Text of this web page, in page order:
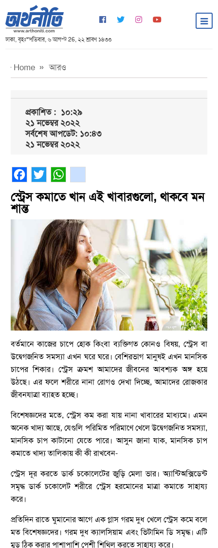
ঢাকা, বৃহঃস্পতিবার, ৬ আগস্ট 26, ২২ শ্রাবণ ১৪৩৩
Home আরও
প্রকাশিত :১০:২৯
২১ নভেম্বর ২০২২
সর্বশেষ আপডেট: ১০:৪৩
২১ নভেম্বর ২০২২
স্ট্রেস কমাতে খান এই খাবারগুলো, থাকবে মন
শান্ত
বর্তমানে কাজের চাপে হোক কিংবা ব্যক্তিগত কোনও বিষয়, স্ট্রেস বা
উদ্বেগজনিত সমস্যা এখন ঘরে ঘরে। বেশিরভাগ মানুষই এখন মানসিক
চাপের শিকার। স্ট্রেস ক্রমশ আমাদের জীবনের আবশ্যক অঙ্গ হয়ে
উঠছে। এর ফলে শরীরে নানা রোগও দেখা দিচ্ছে, আমাদের রোজকার
জীবনযাত্রা ব্যাহত হচ্ছে।
বিশেষজ্ঞদের মতে, স্ট্রেস কম করা যায় নানা খাবারের মাধ্যমে। এমন
অনেক খাদ্য আছে, যেগুলি পরিমিত পরিমাণে খেলে উদ্বেগজনিত সমস্যা,
মানসিক চাপ কাটানো যেতে পারে। আসুন জানা যাক, মানসিক চাপ
কমাতে খাদ্য তালিকায় কী কী রাখবেন-
স্ট্রেস দূর করতে ডার্ক চকোলেটের জুড়ি মেলা ভার। অ্যান্টিঅক্সিডেন্ট
সমৃদ্ধ ডার্ক চকোলেট শরীরে স্ট্রেস হরমোনের মাত্রা কমাতে সাহায্য
করে।
প্রতিদিন রাতে ঘুমানোর আগে এক গ্লাস গরম দুধ খেলে স্ট্রেস কমে বলে
মত বিশেষজ্ঞদের। গরম দুধ ক্যালসিয়াম এবং ভিটামিন ডি সমৃদ্ধ। এটি
মুড ঠিক করার পাশাপাশি পেশী শিথিল করতে সাহায্য করে।